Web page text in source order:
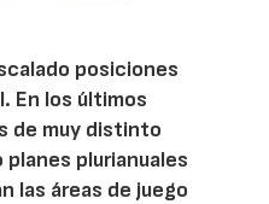
posiciones
En los últimos
de muy distinto
plurianuales
las áreas de juego